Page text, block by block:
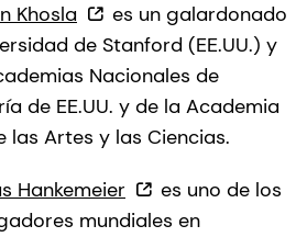
Khosla
es un galardonado
de Stanford (EE.UU.) y
Nacionales de
de EE.UU. y de la Academia
las Artes y las Ciencias.
Hankemeier
es uno de los
mundiales en